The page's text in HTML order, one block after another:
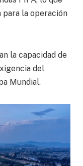
la operación
la capacidad de
del
Mundial.